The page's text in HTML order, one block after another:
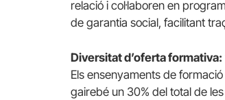
relació i col·laboren en
de garantia social, facilitant
Diversitat d’oferta formativa:
Els ensenyaments de
gairebé un 30% del total de